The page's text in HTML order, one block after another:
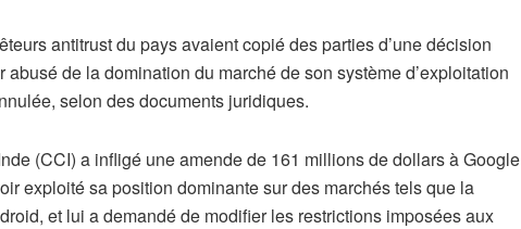
antitrust du pays avaient copié des parties d’une décision
de la domination du marché de son système d’exploitation
selon des documents juridiques.
(CCI) a infligé une amende de 161 millions de dollars à Google
exploité sa position dominante sur des marchés tels que la
et lui a demandé de modifier les restrictions imposées aux